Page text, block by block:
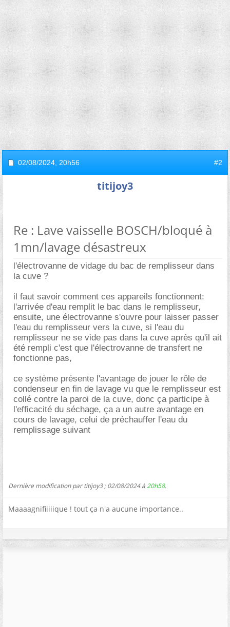
02/08/2024, 20h56 #2
titijoy3
Re : Lave vaisselle BOSCH/bloqué à
1mn/lavage désastreux
l'électrovanne de vidage du bac de remplisseur dans
la cuve ?
il faut savoir comment ces appareils fonctionnent:
l'arrivée d'eau remplit le bac dans le remplisseur,
ensuite, une électrovanne s'ouvre pour laisser passer
l'eau du remplisseur vers la cuve, si l'eau du
remplisseur ne se vide pas dans la cuve après qu'il ait
été rempli c'est que l'électrovanne de transfert ne
fonctionne pas,
ce système présente l'avantage de jouer le rôle de
condenseur en fin de lavage vu que le remplisseur est
collé contre la paroi de la cuve, donc ça participe à
l'efficacité du séchage, ça a un autre avantage en
cours de lavage, celui de préchauffer l'eau du
remplissage suivant
Dernière modification par titijoy3 ; 02/08/2024 à20h58.
Maaaagnifiiiiique ! tout ça n'a aucune importance..